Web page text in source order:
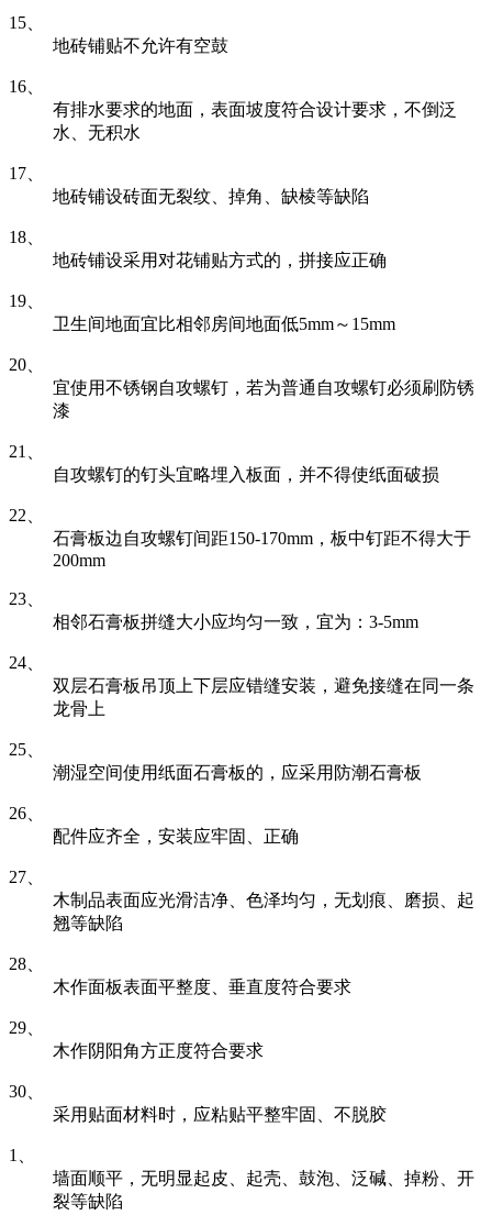
15、
地砖铺贴不允许有空鼓
16、
有排水要求的地面，表面坡度符合设计要求，不倒泛
水、无积水
17、
地砖铺设砖面无裂纹、掉角、缺棱等缺陷
18、
地砖铺设采用对花铺贴方式的，拼接应正确
19、
卫生间地面宜比相邻房间地面低5mm～15mm
20、
宜使用不锈钢自攻螺钉，若为普通自攻螺钉必须刷防锈
漆
21、
自攻螺钉的钉头宜略埋入板面，并不得使纸面破损
22、
石膏板边自攻螺钉间距150-170mm，板中钉距不得大于
200mm
23、
相邻石膏板拼缝大小应均匀一致，宜为：3-5mm
24、
双层石膏板吊顶上下层应错缝安装，避免接缝在同一条
龙骨上
25、
潮湿空间使用纸面石膏板的，应采用防潮石膏板
26、
配件应齐全，安装应牢固、正确
27、
木制品表面应光滑洁净、色泽均匀，无划痕、磨损、起
翘等缺陷
28、
木作面板表面平整度、垂直度符合要求
29、
木作阴阳角方正度符合要求
30、
采用贴面材料时，应粘贴平整牢固、不脱胶
1、
墙面顺平，无明显起皮、起壳、鼓泡、泛碱、掉粉、开
裂等缺陷